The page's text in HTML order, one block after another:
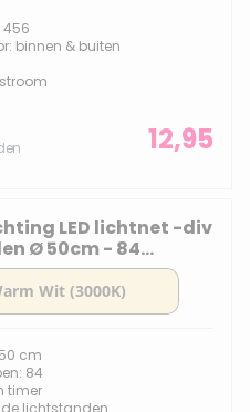
456
binnen & buiten
12,95
LED lichtnet -div
Ø 50cm - 84
cm
84
timer
lichtstanden